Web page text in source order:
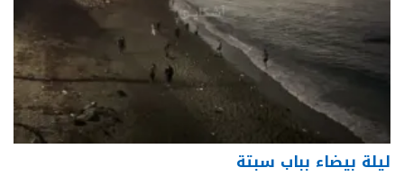
ليلة بيضاء بباب سبتة